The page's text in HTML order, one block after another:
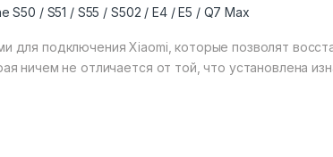
S50 / S51 / S55 / S502 / E4 / E5 / Q7 Max
для подключения Xiaomi, которые позволят
ничем не отличается от той, что установлена